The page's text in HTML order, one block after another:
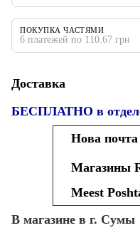
ПОКУПКА ЧАСТЯМИ
6 платежей по 110.67 грн
Доставка
БЕСПЛАТНО в
Нова почта
Магазины
Meest
В магазине в г. Сумы